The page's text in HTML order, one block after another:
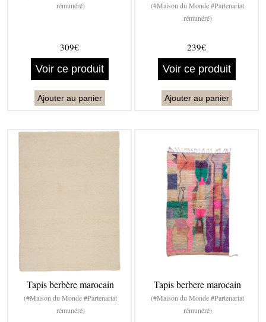
rémunéré)
309€
Voir ce produit
Ajouter au panier
(#Maison du Monde #Partenariat
rémunéré)
239€
Voir ce produit
Ajouter au panier
Tapis berbère marocain
(#Maison du Monde #Partenariat
rémunéré)
Tapis berbere marocain
(#Maison du Monde #Partenariat
rémunéré)